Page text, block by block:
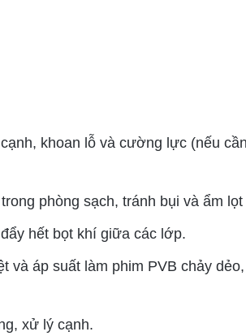
khoan lỗ và cường lực (nếu
phòng sạch, tránh bụi và ẩm lọt
hết bọt khí giữa các lớp.
và áp suất làm phim PVB chảy
xử lý cạnh.